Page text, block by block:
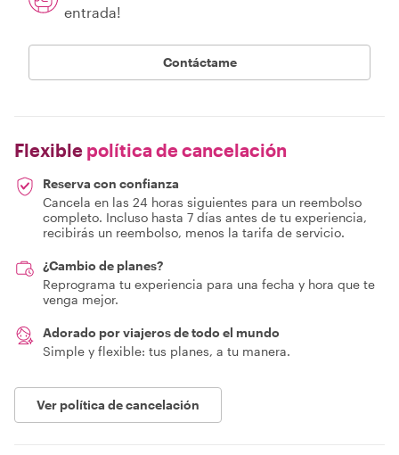
entrada!
Contáctame
Flexible política de cancelación
Reserva con confianza
Cancela en las 24 horas siguientes para un reembolso
completo. Incluso hasta 7 días antes de tu experiencia,
recibirás un reembolso, menos la tarifa de servicio.
¿Cambio de planes?
Reprograma tu experiencia para una fecha y hora que te
venga mejor.
Adorado por viajeros de todo el mundo
Simple y flexible: tus planes, a tu manera.
Ver política de cancelación